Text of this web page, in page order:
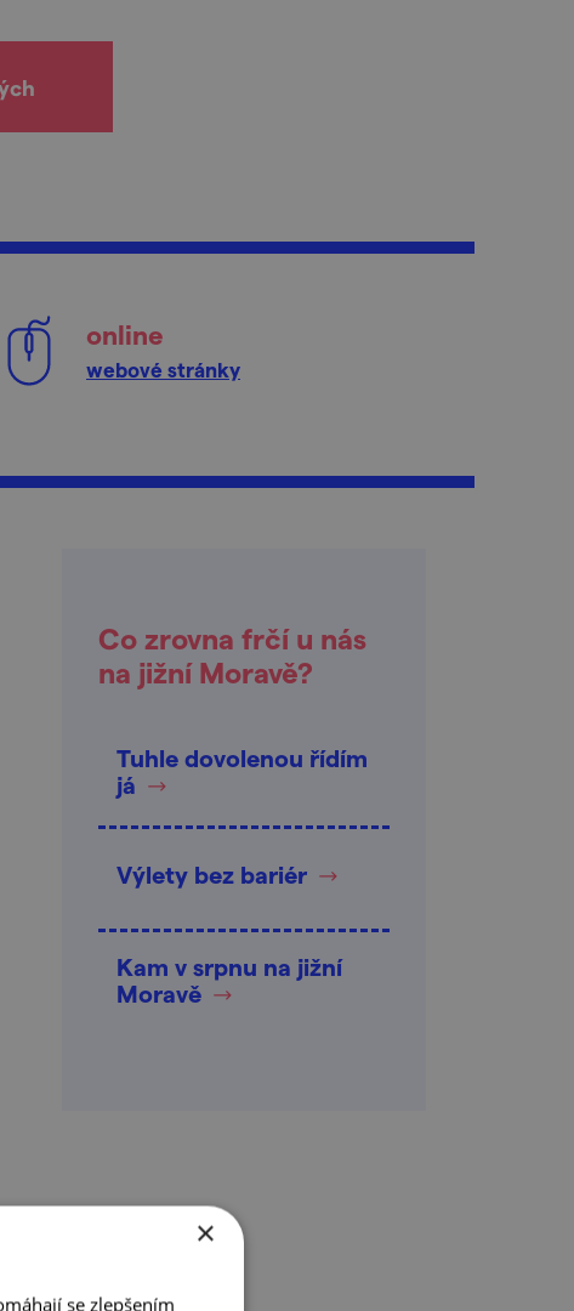
online
webové stránky
Co zrovna frčí u nás
na jižní Moravě?
Tuhle dovolenou řídím
já
Výlety bez bariér
Kam v srpnu na jižní
Moravě
×
se zlepšením